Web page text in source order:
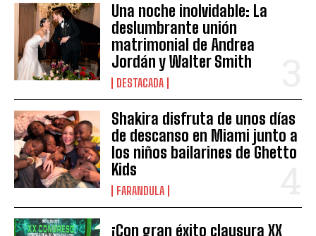
Una noche inolvidable: La
deslumbrante unión
matrimonial de Andrea
Jordán y Walter Smith
DESTACADA
Shakira disfruta de unos días
de descanso en Miami junto a
los niños bailarines de Ghetto
Kids
FARANDULA
¡Con gran éxito clausura XX